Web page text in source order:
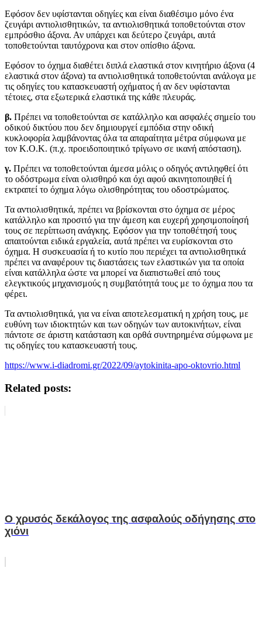
Εφόσον δεν υφίστανται οδηγίες και είναι διαθέσιμο μόνο ένα
ζευγάρι αντιολισθητικών, τα αντιολισθητικά τοποθετούνται στον
εμπρόσθιο άξονα. Αν υπάρχει και δεύτερο ζευγάρι, αυτά
τοποθετούνται ταυτόχρονα και στον οπίσθιο άξονα.
Εφόσον το όχημα διαθέτει διπλά ελαστικά στον κινητήριο άξονα (4
ελαστικά στον άξονα) τα αντιολισθητικά τοποθετούνται ανάλογα με
τις οδηγίες του κατασκευαστή οχήματος ή αν δεν υφίστανται
τέτοιες, στα εξωτερικά ελαστικά της κάθε πλευράς.
β. Πρέπει να τοποθετούνται σε κατάλληλο και ασφαλές σημείο του
οδικού δικτύου που δεν δημιουργεί εμπόδια στην οδική
κυκλοφορία λαμβάνοντας όλα τα απαραίτητα μέτρα σύμφωνα με
τον Κ.Ο.Κ. (π.χ. προειδοποιητικό τρίγωνο σε ικανή απόσταση).
γ. Πρέπει να τοποθετούνται άμεσα μόλις ο οδηγός αντιληφθεί ότι
το οδόστρωμα είναι ολισθηρό και όχι αφού ακινητοποιηθεί ή
εκτραπεί το όχημα λόγω ολισθηρότητας του οδοστρώματος.
Τα αντιολισθητικά, πρέπει να βρίσκονται στο όχημα σε μέρος
κατάλληλο και προσιτό για την άμεση και ευχερή χρησιμοποίησή
τους σε περίπτωση ανάγκης. Εφόσον για την τοποθέτησή τους
απαιτούνται ειδικά εργαλεία, αυτά πρέπει να ευρίσκονται στο
όχημα. Η συσκευασία ή το κυτίο που περιέχει τα αντιολισθητικά
πρέπει να αναφέρουν τις διαστάσεις των ελαστικών για τα οποία
είναι κατάλληλα ώστε να μπορεί να διαπιστωθεί από τους
ελεγκτικούς μηχανισμούς η συμβατότητά τους με το όχημα που τα
φέρει.
Τα αντιολισθητικά, για να είναι αποτελεσματική η χρήση τους, με
ευθύνη των ιδιοκτητών και των οδηγών των αυτοκινήτων, είναι
πάντοτε σε άριστη κατάσταση και ορθά συντηρημένα σύμφωνα με
τις οδηγίες του κατασκευαστή τους.
https://www.i-diadromi.gr/2022/09/aytokinita-apo-oktovrio.html
Related posts:
O χρυσός δεκάλογος της ασφαλούς οδήγησης στο
χιόνι